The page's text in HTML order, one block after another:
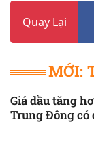
Quay Lại
MỚI:
Giá dầu tăng
Trung Đông có